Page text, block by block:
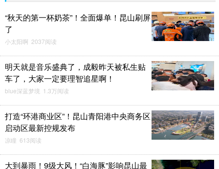
“秋天的第一杯奶茶”！全面爆单！昆山刷屏
了
小太阳啊 2037阅读
明天就是音乐盛典了，成毅昨天被私生贴
车了，大家一定要理智追星啊！
blue深蓝梦境 1.3万阅读
打造“环港商业区”！昆山青阳港中央商务区
启动区最新控规发布
凉瞳 613阅读
大到暴雨！9级大风！“白海豚”影响昆山最